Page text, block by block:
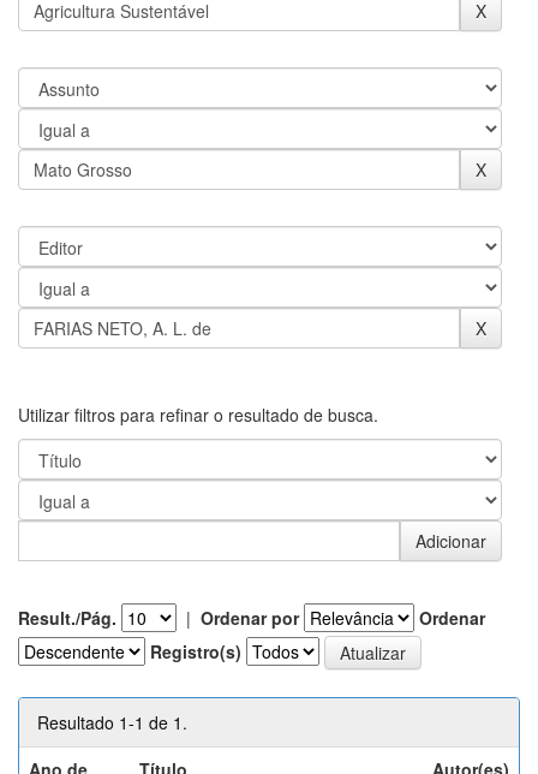
Utilizar filtros para refinar o resultado de busca.
Result./Pág. | Ordenar por
Ordenar
Registro(s)
Resultado 1-1 de 1.
Ano de
Título Autor(es)